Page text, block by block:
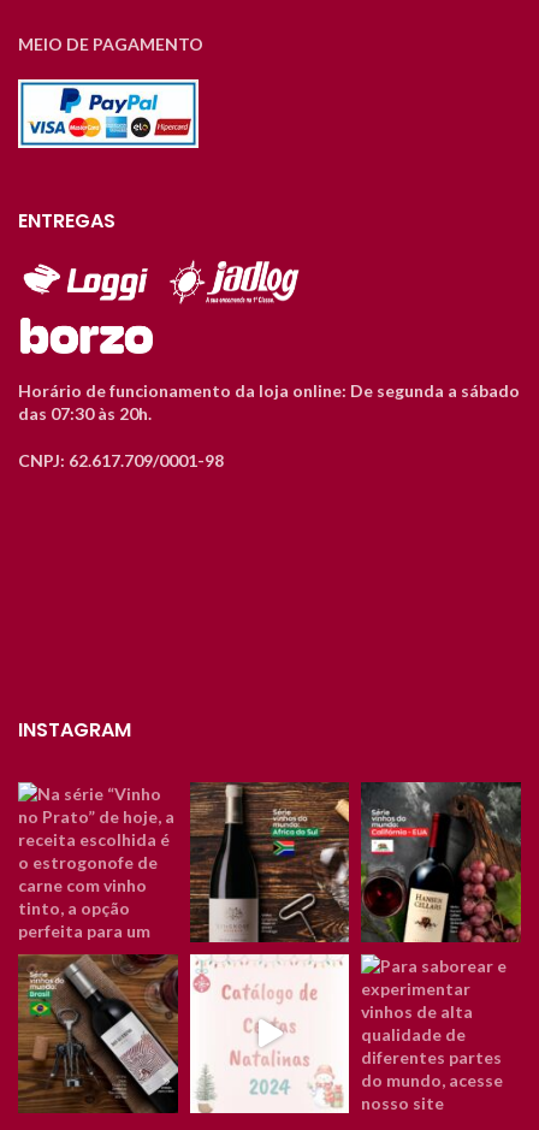
MEIO DE PAGAMENTO
ENTREGAS
Horário de funcionamento da loja online: De segunda a sábado
das 07:30 às 20h.
CNPJ: 62.617.709/0001-98
INSTAGRAM